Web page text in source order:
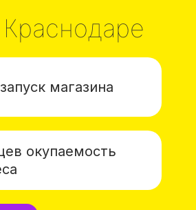
магазина
окупаемость